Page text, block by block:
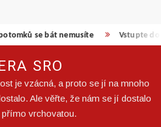
se bát nemusíte Vstupte do
SRO
je vzácná, a proto se jí na mnoho
Ale věřte, že nám se jí dostalo
vrchovatou.